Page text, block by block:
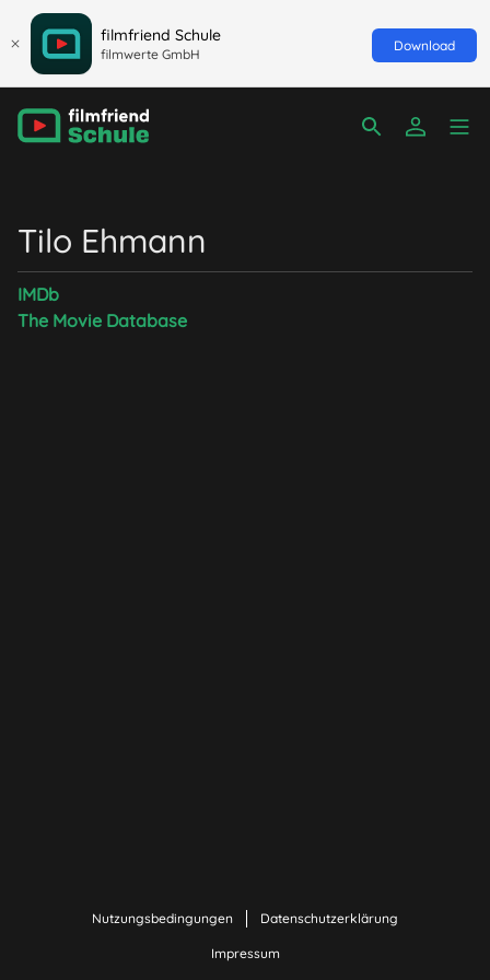
filmfriend Schule
filmwerte GmbH
Download
Tilo Ehmann
IMDb
The Movie Database
Nutzungsbedingungen Datenschutzerklärung
Impressum